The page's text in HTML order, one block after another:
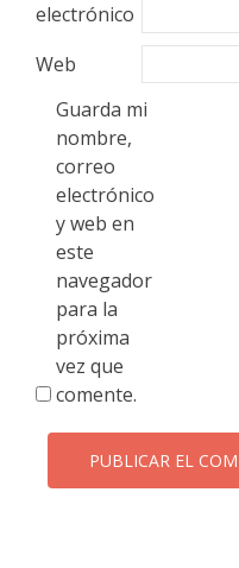
electrónico
Web
Guarda mi
nombre,
correo
electrónico
y web en
este
navegador
para la
próxima
vez que
comente.